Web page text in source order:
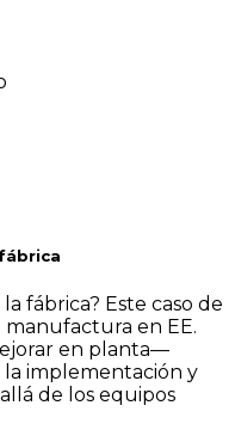
fábrica? Este caso de
en EE.
en planta—
implementación y
de los equipos